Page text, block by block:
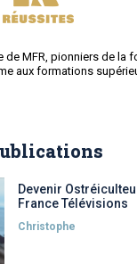
de MFR, pionniers de la
aux formations
Devenir
France Télévisions
Christophe